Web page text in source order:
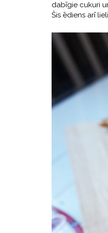
dabīgie cukuri
Šis ēdiens arī